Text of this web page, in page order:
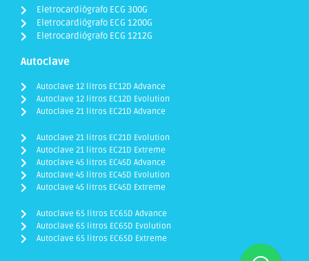
Eletrocardiógrafo ECG 300G
Eletrocardiógrafo ECG 1200G
Eletrocardiógrafo ECG 1212G
Autoclave
Autoclave 12 litros EC12D Advance
Autoclave 12 litros EC12D Evolution
Autoclave 21 litros EC21D Advance
Autoclave 21 litros EC21D Evolution
Autoclave 21 litros EC21D Extreme
Autoclave 45 litros EC45D Advance
Autoclave 45 litros EC45D Evolution
Autoclave 45 litros EC45D Extreme
Autoclave 65 litros EC65D Advance
Autoclave 65 litros EC65D Evolution
Autoclave 65 litros EC65D Extreme